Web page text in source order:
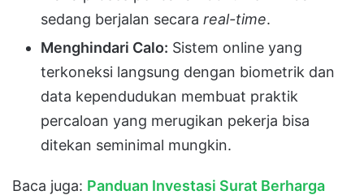
sedang berjalan secara real-time.
Menghindari Calo: Sistem online yang
terkoneksi langsung dengan biometrik dan
data kependudukan membuat praktik
percaloan yang merugikan pekerja bisa
ditekan seminimal mungkin.
Baca juga: Panduan Investasi Surat Berharga